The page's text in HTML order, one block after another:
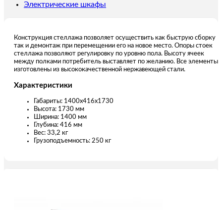
Электрические шкафы
Конструкция стеллажа позволяет осуществить как быструю сборку
так и демонтаж при перемещении его на новое место. Опоры стоек
стеллажа позволяют регулировку по уровню пола. Высоту ячеек
между полками потребитель выставляет по желанию. Все элементы
изготовлены из высококачественной нержавеющей стали.
Характеристики
Габариты: 1400х416х1730
Высота: 1730 мм
Ширина: 1400 мм
Глубина: 416 мм
Вес: 33,2 кг
Грузоподъемность: 250 кг